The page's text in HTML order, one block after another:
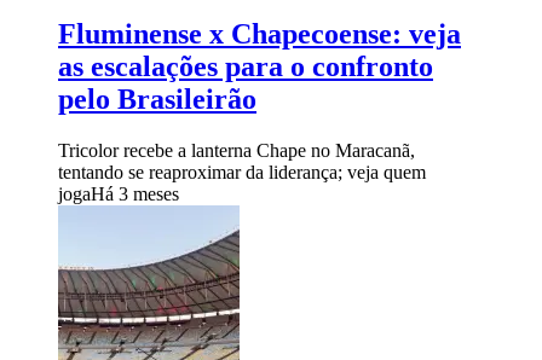
Fluminense x Chapecoense: veja
as escalações para o confronto
pelo Brasileirão
Tricolor recebe a lanterna Chape no Maracanã,
tentando se reaproximar da liderança; veja quem
jogaHá 3 meses